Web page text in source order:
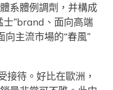
系體例調劑，并構成
士”brand、面向高端
主流市場的“春風”
待。好比在歐洲，